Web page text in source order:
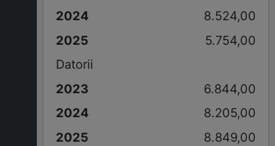
8.524,00
5.754,00
Datorii
6.844,00
8.205,00
8.849,00